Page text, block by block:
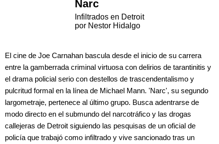
Narc
Infiltrados en Detroit
por Nestor Hidalgo
El cine de Joe Carnahan bascula desde el inicio de su carrera
entre la gamberrada criminal virtuosa con delirios de tarantinitis y
el drama policial serio con destellos de trascendentalismo y
pulcritud formal en la línea de Michael Mann. 'Narc', su segundo
largometraje, pertenece al último grupo. Busca adentrarse de
modo directo en el submundo del narcotráfico y las drogas
callejeras de Detroit siguiendo las pesquisas de un oficial de
policía que trabajó como infiltrado y vive sancionado tras un